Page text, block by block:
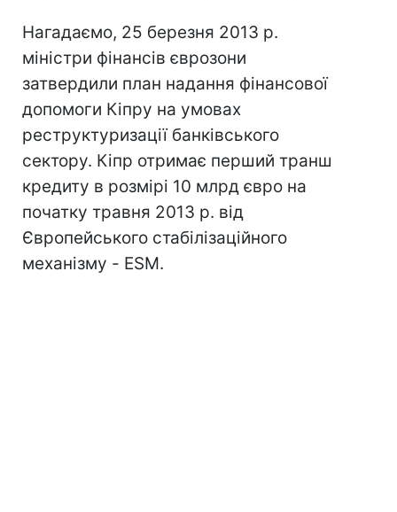
Нагадаємо, 25 березня 2013 р.
міністри фінансів єврозони
затвердили план надання фінансової
допомоги Кіпру на умовах
реструктуризації банківського
сектору. Кіпр отримає перший транш
кредиту в розмірі 10 млрд євро на
початку травня 2013 р. від
Європейського стабілізаційного
механізму - ESM.